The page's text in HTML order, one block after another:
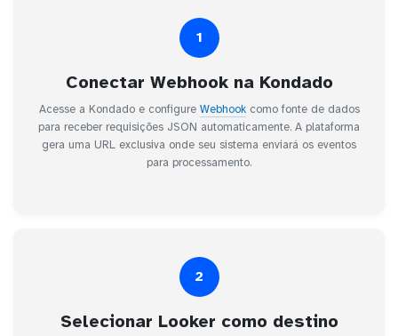
1
Conectar Webhook na Kondado
Acesse a Kondado e configure Webhookcomo fonte de dados
para receber requisições JSON automaticamente. A plataforma
gera uma URL exclusiva onde seu sistema enviará os eventos
para processamento.
2
Selecionar Looker como destino